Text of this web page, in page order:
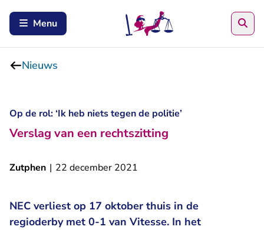
Menu
Nieuws
Op de rol: ‘Ik heb niets tegen de politie’
Verslag van een rechtszitting
Zutphen | 22 december 2021
NEC verliest op 17 oktober thuis in de
regioderby met 0-1 van Vitesse. In het